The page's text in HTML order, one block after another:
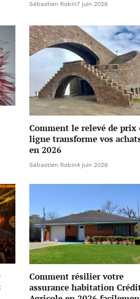
Sébastien Robin7 juin 2026
Comment le relevé de prix
ligne transforme vos
en 2026
Sébastien Robin4 juin 2026
Comment résilier votre
assurance habitation